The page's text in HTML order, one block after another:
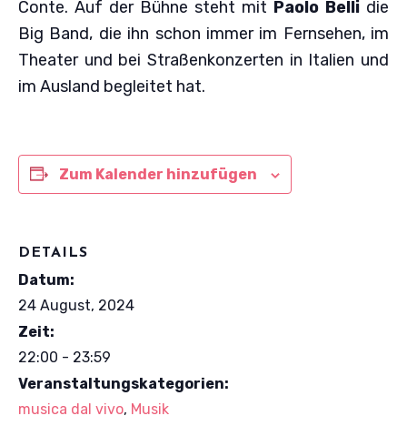
Conte. Auf der Bühne steht mit Paolo Belli die
Big Band, die ihn schon immer im Fernsehen, im
Theater und bei Straßenkonzerten in Italien und
im Ausland begleitet hat.
Zum Kalender hinzufügen
DETAILS
Datum:
24 August, 2024
Zeit:
22:00 - 23:59
Veranstaltungskategorien:
musica dal vivo, Musik